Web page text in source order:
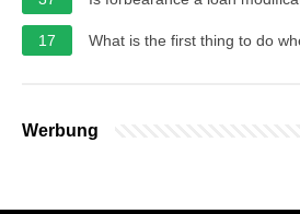
17 What is the first thing to do
Werbung